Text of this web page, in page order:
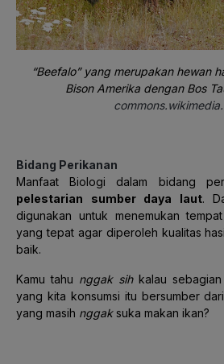
“Beefalo” yang merupakan hewan
Bison Amerika dengan Bos
Bidang Perikanan
Manfaat Biologi dalam bidang
pelestarian sumber daya laut.
digunakan untuk menemukan
yang tepat agar diperoleh kualitas
baik.
Kamu tahu nggak sihkalau
yang kita konsumsi itu bersumber
yang masih nggaksuka makan ikan?